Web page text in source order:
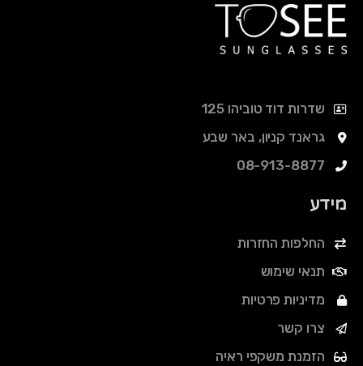
שדרות דוד טוביהו 125
גראנד קניון, באר שבע
08-913-8877
מידע
החלפות החזרות
תנאי שימוש
מדיניות פרטיות
צרו קשר
הזמנת משקפי ראיה